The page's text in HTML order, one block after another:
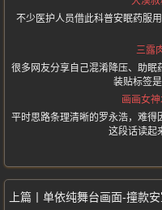
不少医护人员借此科普安眠药服
三露
很多网友分享自己混淆降压、助
装贴标签
画画女
平时思路条理清晰的罗永浩，难得
这段话读起
单依纯舞台画面-撞款安室奈